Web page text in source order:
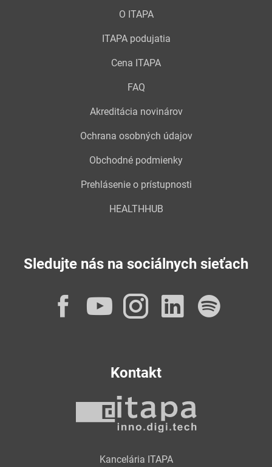
O ITAPA
ITAPA podujatia
Cena ITAPA
FAQ
Akreditácia novinárov
Ochrana osobných údajov
Obchodné podmienky
Prehlásenie o prístupnosti
HEALTHHUB
Sledujte nás na sociálnych sieťach
Facebook
YouTube
Instagram
Kontakt
Kancelária ITAPA